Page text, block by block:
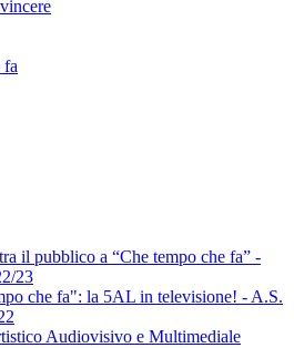
fa
il pubblico a “Che tempo che fa” -
23
che fa": la 5AL in televisione! - A.S.
Audiovisivo e Multimediale